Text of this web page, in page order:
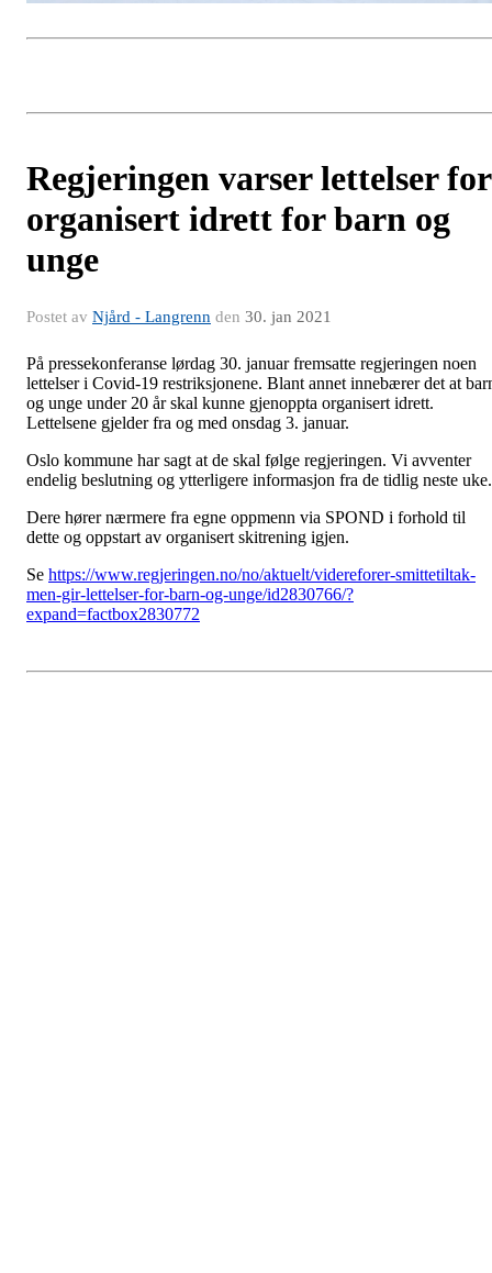
Regjeringen varser lettelser for
organisert idrett for barn og
unge
Postet av Njård - Langrenn den 30. jan 2021
På pressekonferanse lørdag 30. januar fremsatte regjeringen noen
lettelser i Covid-19 restriksjonene. Blant annet innebærer det at
og unge under 20 år skal kunne gjenoppta organisert idrett.
Lettelsene gjelder fra og med onsdag 3. januar.
Oslo kommune har sagt at de skal følge regjeringen. Vi avventer
endelig beslutning og ytterligere informasjon fra de tidlig neste uke.
Dere hører nærmere fra egne oppmenn via SPOND i forhold til
dette og oppstart av organisert skitrening igjen.
Se https://www.regjeringen.no/no/aktuelt/videreforer-smittetiltak-
men-gir-lettelser-for-barn-og-unge/id2830766/?
expand=factbox2830772